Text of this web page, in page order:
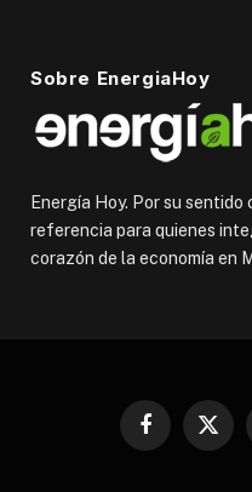
Sobre EnergiaHoy
Energía Hoy. Por su
referencia para quienes
corazón de la economía en
Facebook
X